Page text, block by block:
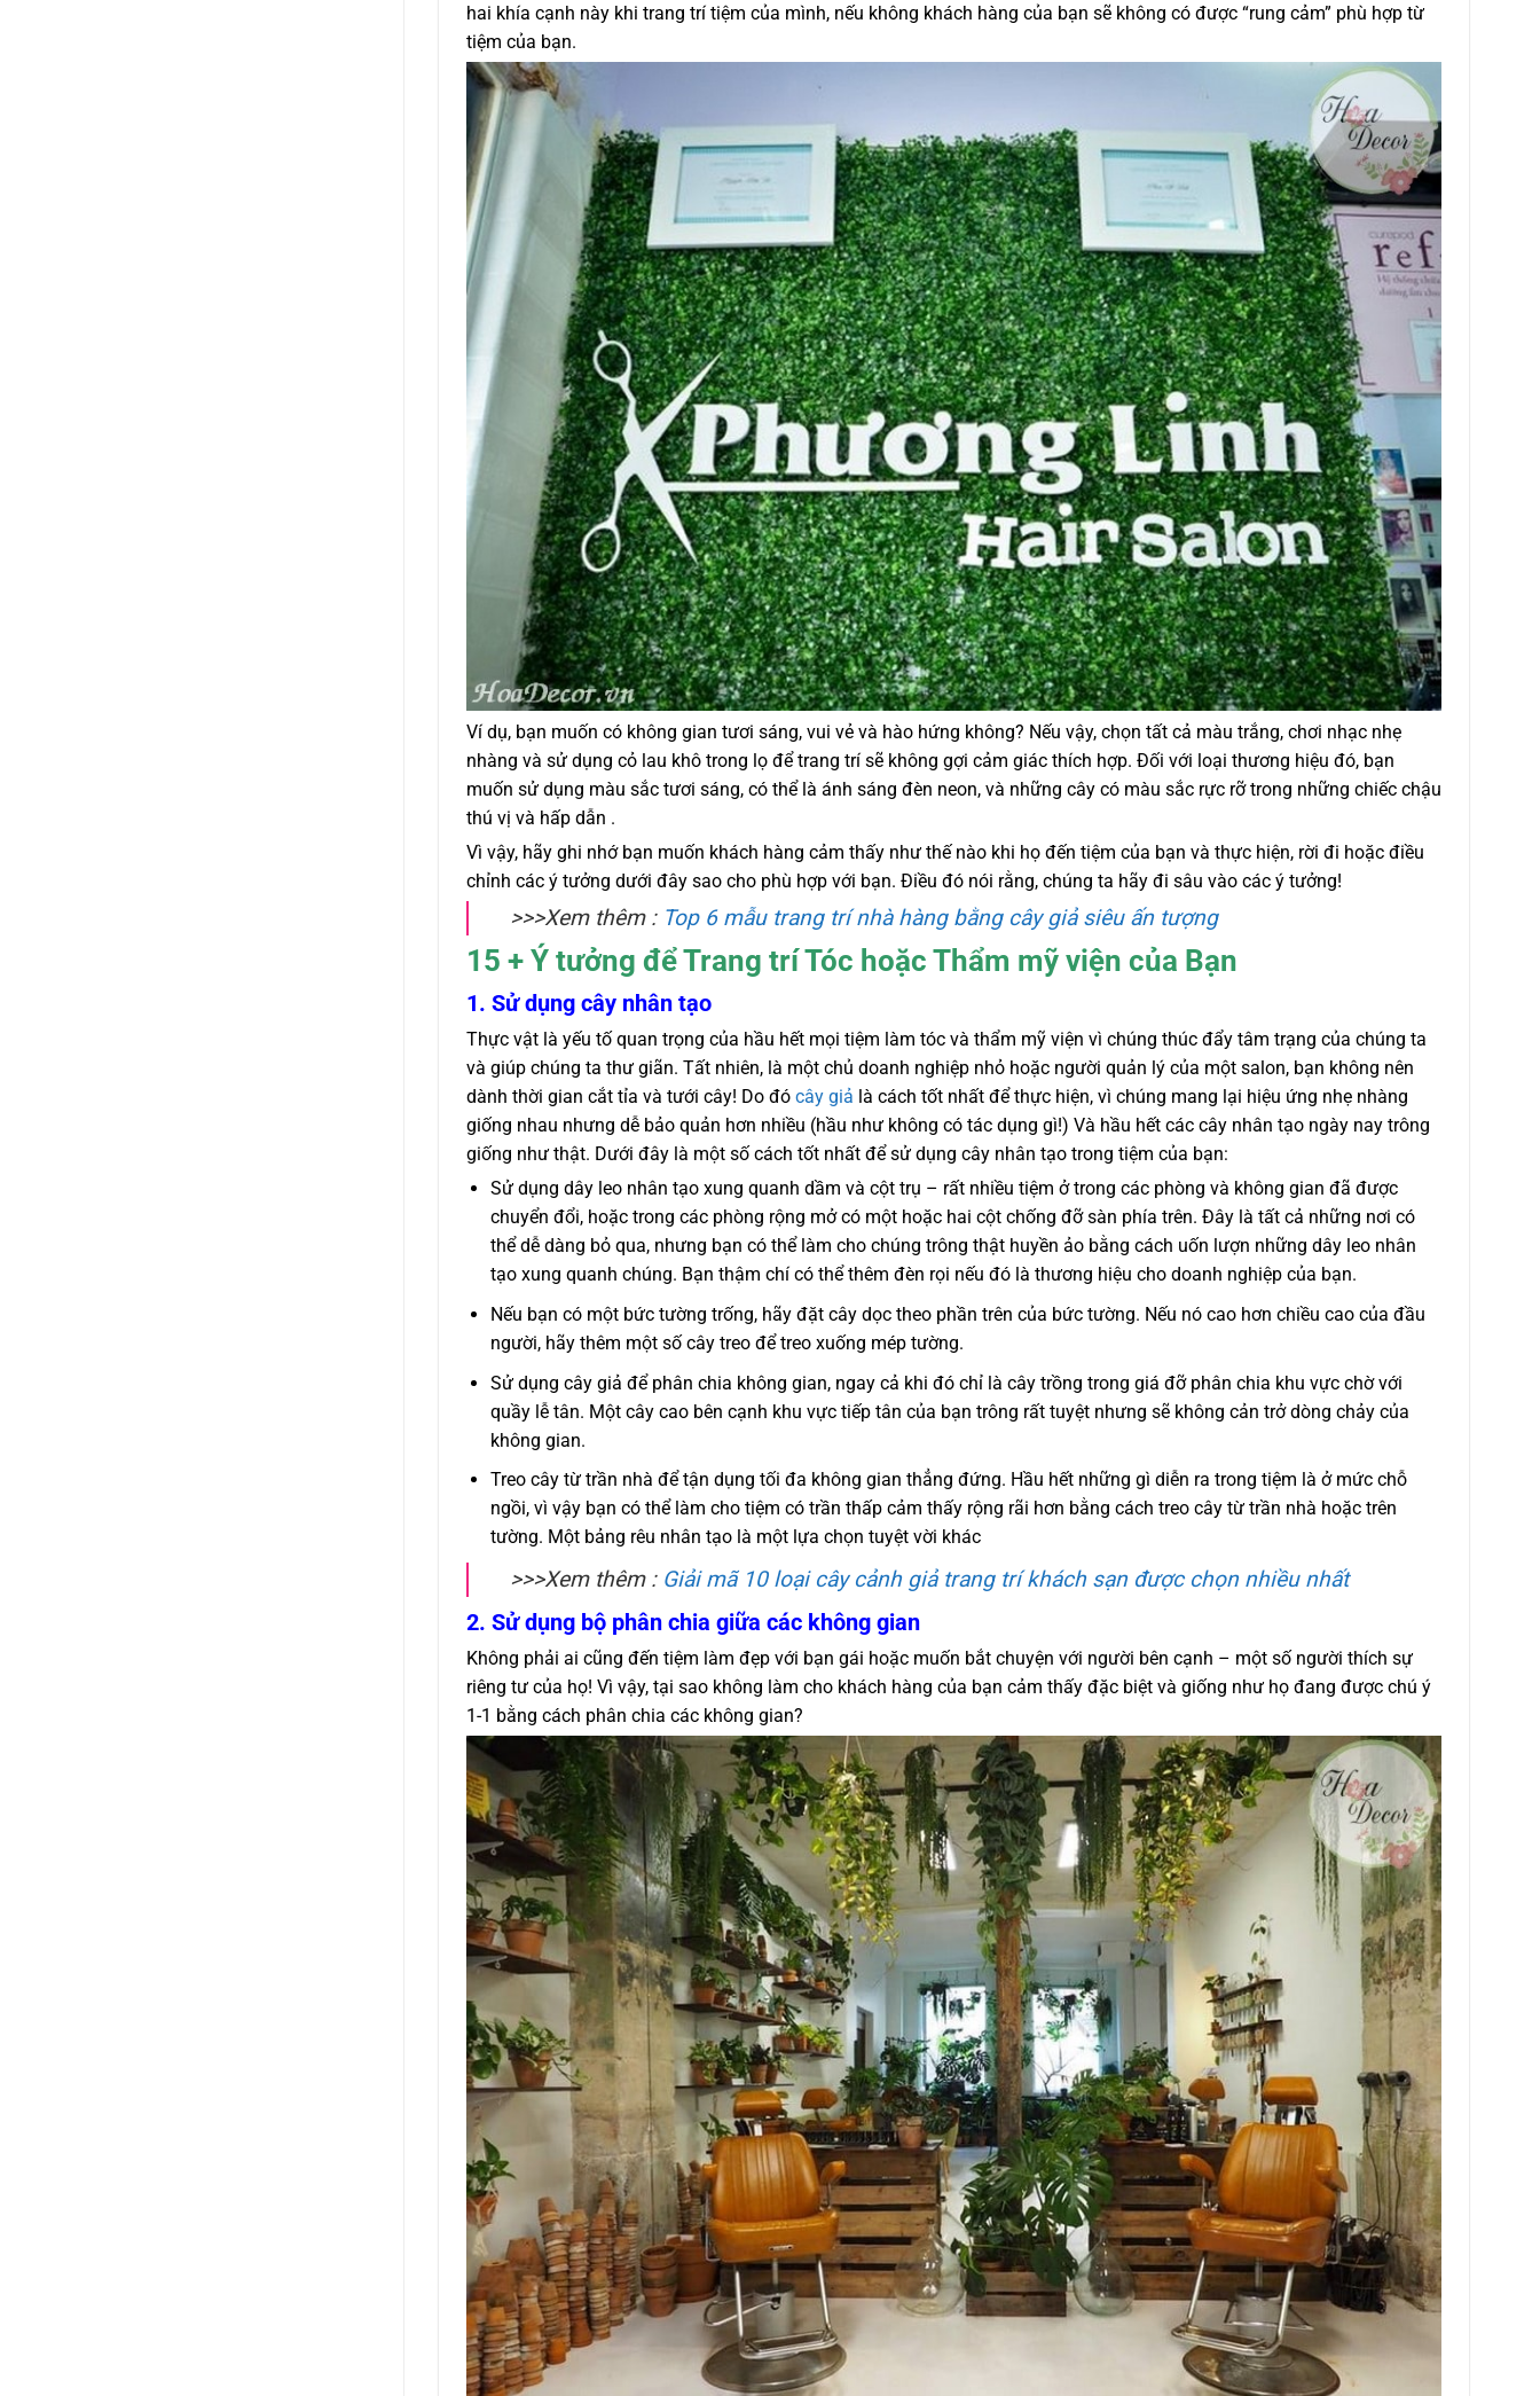
hai khía cạnh này khi trang trí tiệm của mình, nếu không khách hàng của bạn sẽ không có được “rung cảm” phù hợp từ
tiệm của bạn.
Ví dụ, bạn muốn có không gian tươi sáng, vui vẻ và hào hứng không? Nếu vậy, chọn tất cả màu trắng, chơi nhạc nhẹ
nhàng và sử dụng cỏ lau khô trong lọ để trang trí sẽ không gợi cảm giác thích hợp. Đối với loại thương hiệu đó, bạn
muốn sử dụng màu sắc tươi sáng, có thể là ánh sáng đèn neon, và những cây có màu sắc rực rỡ trong những chiếc chậu
thú vị và hấp dẫn .
Vì vậy, hãy ghi nhớ bạn muốn khách hàng cảm thấy như thế nào khi họ đến tiệm của bạn và thực hiện, rời đi hoặc điều
chỉnh các ý tưởng dưới đây sao cho phù hợp với bạn. Điều đó nói rằng, chúng ta hãy đi sâu vào các ý tưởng!
>>>Xem thêm : Top 6 mẫu trang trí nhà hàng bằng cây giả siêu ấn tượng
15 + Ý tưởng để Trang trí Tóc hoặc Thẩm mỹ viện của Bạn
1. Sử dụng cây nhân tạo
Thực vật là yếu tố quan trọng của hầu hết mọi tiệm làm tóc và thẩm mỹ viện vì chúng thúc đẩy tâm trạng của chúng ta
và giúp chúng ta thư giãn. Tất nhiên, là một chủ doanh nghiệp nhỏ hoặc người quản lý của một salon, bạn không nên
dành thời gian cắt tỉa và tưới cây! Do đó cây giả là cách tốt nhất để thực hiện, vì chúng mang lại hiệu ứng nhẹ nhàng
giống nhau nhưng dễ bảo quản hơn nhiều (hầu như không có tác dụng gì!) Và hầu hết các cây nhân tạo ngày nay trông
giống như thật. Dưới đây là một số cách tốt nhất để sử dụng cây nhân tạo trong tiệm của bạn:
Sử dụng dây leo nhân tạo xung quanh dầm và cột trụ – rất nhiều tiệm ở trong các phòng và không gian đã được
chuyển đổi, hoặc trong các phòng rộng mở có một hoặc hai cột chống đỡ sàn phía trên. Đây là tất cả những nơi có
thể dễ dàng bỏ qua, nhưng bạn có thể làm cho chúng trông thật huyền ảo bằng cách uốn lượn những dây leo nhân
tạo xung quanh chúng. Bạn thậm chí có thể thêm đèn rọi nếu đó là thương hiệu cho doanh nghiệp của bạn.
Nếu bạn có một bức tường trống, hãy đặt cây dọc theo phần trên của bức tường. Nếu nó cao hơn chiều cao của đầu
người, hãy thêm một số cây treo để treo xuống mép tường.
Sử dụng cây giả để phân chia không gian, ngay cả khi đó chỉ là cây trồng trong giá đỡ phân chia khu vực chờ với
quầy lễ tân. Một cây cao bên cạnh khu vực tiếp tân của bạn trông rất tuyệt nhưng sẽ không cản trở dòng chảy của
không gian.
Treo cây từ trần nhà để tận dụng tối đa không gian thẳng đứng. Hầu hết những gì diễn ra trong tiệm là ở mức chỗ
ngồi, vì vậy bạn có thể làm cho tiệm có trần thấp cảm thấy rộng rãi hơn bằng cách treo cây từ trần nhà hoặc trên
tường. Một bảng rêu nhân tạo là một lựa chọn tuyệt vời khác
>>>Xem thêm : Giải mã 10 loại cây cảnh giả trang trí khách sạn được chọn nhiều nhất
2. Sử dụng bộ phân chia giữa các không gian
Không phải ai cũng đến tiệm làm đẹp với bạn gái hoặc muốn bắt chuyện với người bên cạnh – một số người thích sự
riêng tư của họ! Vì vậy, tại sao không làm cho khách hàng của bạn cảm thấy đặc biệt và giống như họ đang được chú ý
1-1 bằng cách phân chia các không gian?